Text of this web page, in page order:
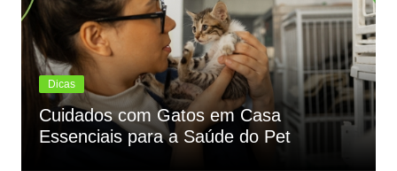
Dicas
Cuidados com Gatos em Casa
Essenciais para a Saúde do Pet